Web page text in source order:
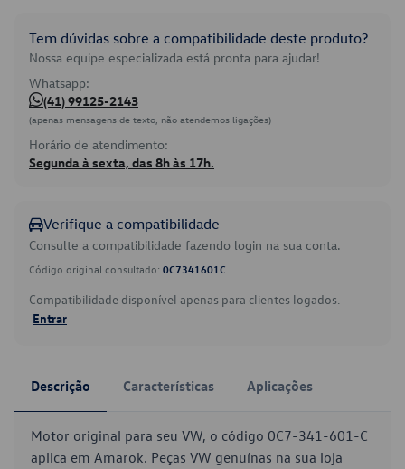
Tem dúvidas sobre a compatibilidade deste produto?
Nossa equipe especializada está pronta para ajudar!
Whatsapp:
(41) 99125-2143
(apenas mensagens de texto, não atendemos ligações)
Horário de atendimento:
Segunda à sexta, das 8h às 17h.
Verifique a compatibilidade
Consulte a compatibilidade fazendo login na sua conta.
Código original consultado: 0C7341601C
Compatibilidade disponível apenas para clientes logados.
Entrar
Descrição Características Aplicações
Motor original para seu VW, o código 0C7-341-601-C
aplica em Amarok. Peças VW genuínas na sua loja